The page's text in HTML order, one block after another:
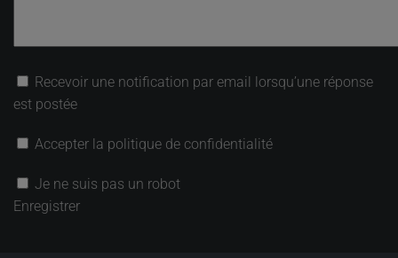
Recevoir une notification par email lorsqu’une réponse
est postée
Accepter la politique de confidentialité
Je ne suis pas un robot
Enregistrer